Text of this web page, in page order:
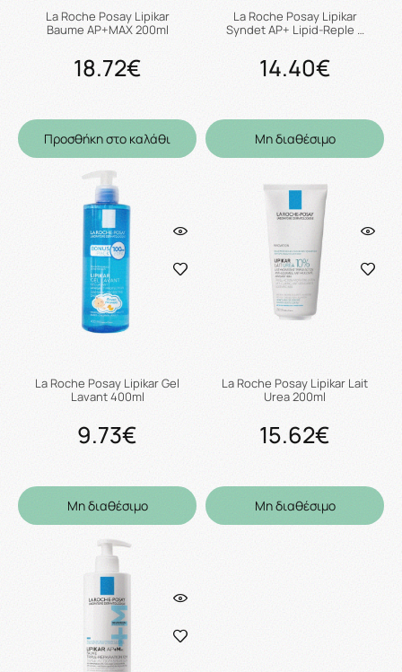
La Roche Posay Lipikar
Baume AP+MAX 200ml
18.72€
Προσθήκη στο καλάθι
La Roche Posay Lipikar
Syndet AP+ Lipid-Reple …
14.40€
Μη διαθέσιμο
La Roche Posay Lipikar Gel
Lavant 400ml
9.73€
Μη διαθέσιμο
La Roche Posay Lipikar Lait
Urea 200ml
15.62€
Μη διαθέσιμο